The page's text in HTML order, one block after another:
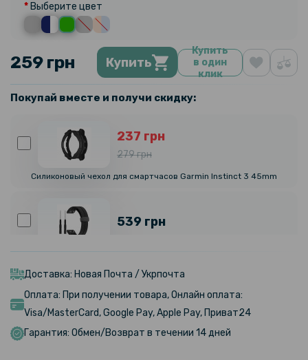
Выберите цвет
259 грн Купить
Купить
в один
клик
Покупай вместе и получи скидку:
237 грн
279 грн
Силиконовый чехол для смартчасов Garmin Instinct 3 45mm
539 грн
Ремешок Silicone Middle Line для Garmin Instinct 3 45mm / E 45mm
389 грн
Ремешок Nylon Run для смарт-часов Garmin Venu 3 45mm с
Доставка: Новая Почта / Укрпочта
Оплата: При получении товара, Онлайн оплата:
Visa/MasterCard, Google Pay, Apple Pay, Приват24
Гарантия: Обмен/Возврат в течении 14 дней